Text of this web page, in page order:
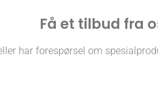
Få et tilbud fra
har forespørsel om